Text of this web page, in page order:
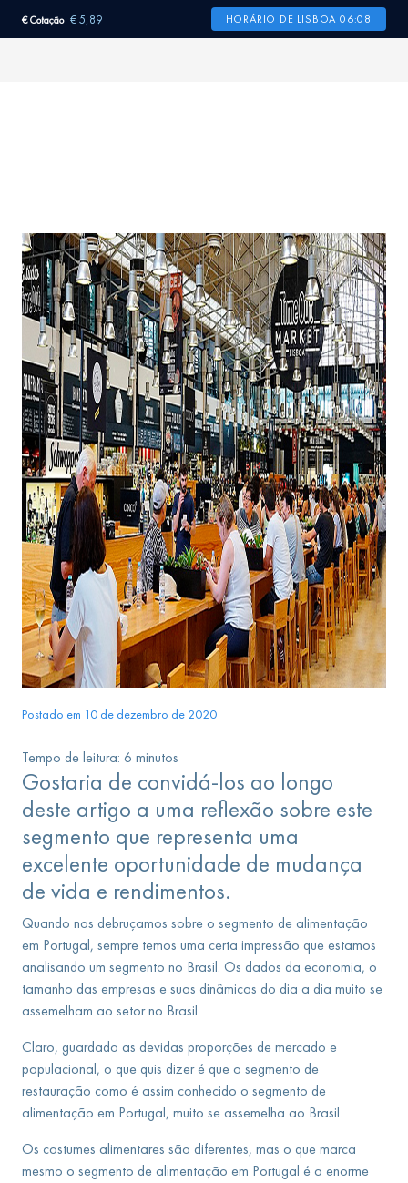
€ Cotação € 5,89 HORÁRIO DE LISBOA 06:08
Postado em 10 de dezembro de 2020
Tempo de leitura: 6 minutos
Gostaria de convidá-los ao longo
deste artigo a uma reflexão sobre este
segmento que representa uma
excelente oportunidade de mudança
de vida e rendimentos.
Quando nos debruçamos sobre o segmento de alimentação
em Portugal, sempre temos uma certa impressão que estamos
analisando um segmento no Brasil. Os dados da economia, o
tamanho das empresas e suas dinâmicas do dia a dia muito se
assemelham ao setor no Brasil.
Claro, guardado as devidas proporções de mercado e
populacional, o que quis dizer é que o segmento de
restauração como é assim conhecido o segmento de
alimentação em Portugal, muito se assemelha ao Brasil.
Os costumes alimentares são diferentes, mas o que marca
mesmo o segmento de alimentação em Portugal é a enorme